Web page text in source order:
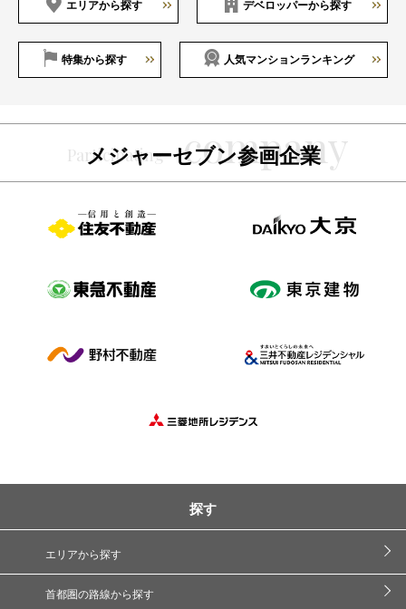
エリアから探す デベロッパーから探す
特集から探す 人気マンションランキング
メジャーセブン参画企業
探す
エリアから探す
首都圏の路線から探す